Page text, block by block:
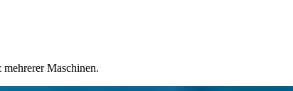
Maschinen.